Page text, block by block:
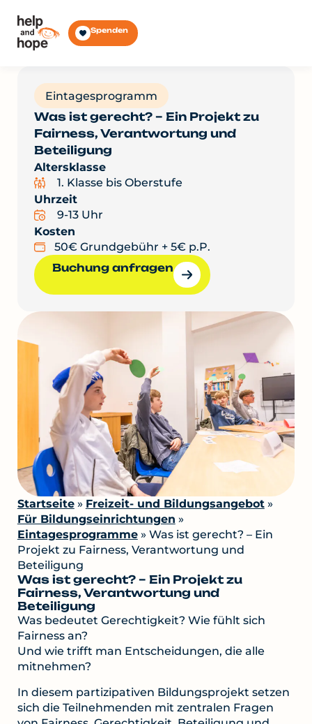
Spenden
Startseite» Freizeit- und Bildungsangebot»
Für Bildungseinrichtungen »
Eintagesprogramme» Was ist gerecht? – Ein
Projekt zu Fairness, Verantwortung und
Beteiligung
Was ist gerecht? – Ein Projekt zu
Fairness, Verantwortung und
Beteiligung
Was bedeutet Gerechtigkeit? Wie fühlt sich
Fairness an?
Und wie trifft man Entscheidungen, die alle
mitnehmen?
In diesem partizipativen Bildungsprojekt setzen
sich die Teilnehmenden mit zentralen Fragen
Eintagesprogramm
Was ist gerecht? – Ein Projekt zu
Fairness, Verantwortung und
Beteiligung
Altersklasse
1. Klasse bis Oberstufe
Uhrzeit
9-13 Uhr
Kosten
50€ Grundgebühr + 5€ p.P.
Buchung anfragen